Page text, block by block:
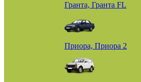
Гранта, Гранта FL
Приора, Приора 2